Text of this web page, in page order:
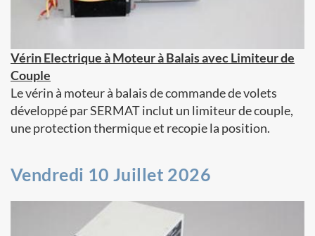
Vérin Electrique à Moteur à Balais avec Limiteur de
Couple
Le vérin à moteur à balais de commande de volets
développé par SERMAT inclut un limiteur de couple,
une protection thermique et recopie la position.
Vendredi 10 Juillet 2026